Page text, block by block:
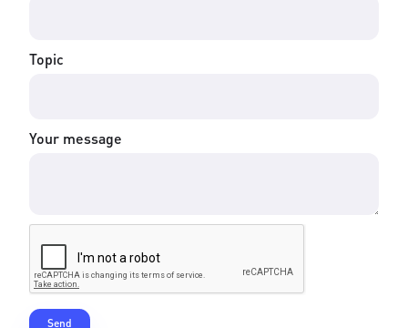
Topic
Your message